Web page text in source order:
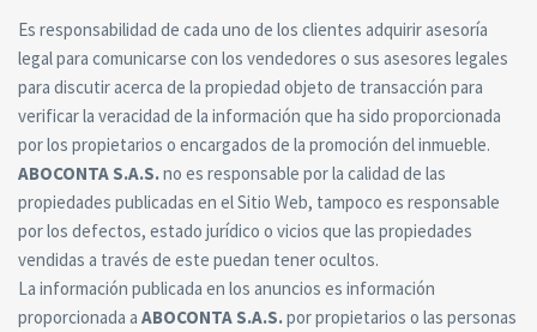
Es responsabilidad de cada uno de los clientes adquirir asesoría
legal para comunicarse con los vendedores o sus asesores legales
para discutir acerca de la propiedad objeto de transacción para
verificar la veracidad de la información que ha sido proporcionada
por los propietarios o encargados de la promoción del inmueble.
ABOCONTA S.A.S.no es responsable por la calidad de las
propiedades publicadas en el Sitio Web, tampoco es responsable
por los defectos, estado jurídico o vicios que las propiedades
vendidas a través de este puedan tener ocultos.
La información publicada en los anuncios es información
proporcionada a ABOCONTA S.A.S.por propietarios o las personas